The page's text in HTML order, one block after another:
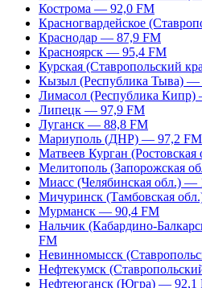
Кострома — 92,0 FM
Красногвардейское
Краснодар — 87,9 FM
Красноярск — 95,4 FM
Курская (Ставропольский
Кызыл (Республика Тыва) —
Лимасол (Республика
Липецк — 97,9 FM
Луганск — 88,8 FM
Мариуполь (ДНР) — 97,2 FM
Матвеев Курган
Мелитополь (Запорожская
Миасс (Челябинская обл.) —
Мичуринск (Тамбовская
Мурманск — 90,4 FM
Нальчик (Кабардино-
FM
Невинномысск
Нефтекумск
Нефтеюганск (Югра) — 92,1